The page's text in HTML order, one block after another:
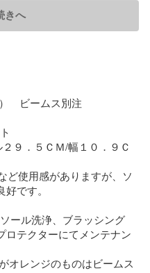
きへ
　ビームス別注
９．５ＣＭ/幅１０．９Ｃ
ど使用感がありますが、ソ
です。
ール洗浄、ブラッシング
ロテクターにてメンテナン
オレンジのものはビームス